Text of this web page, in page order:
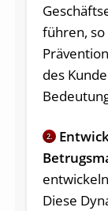
führen, so
des
2.
Diese